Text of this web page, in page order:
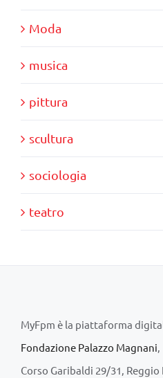
Moda
musica
pittura
scultura
sociologia
teatro
MyFpm è la piattaforma
Fondazione Palazzo Magnani,
Corso Garibaldi 29/31, Reggio